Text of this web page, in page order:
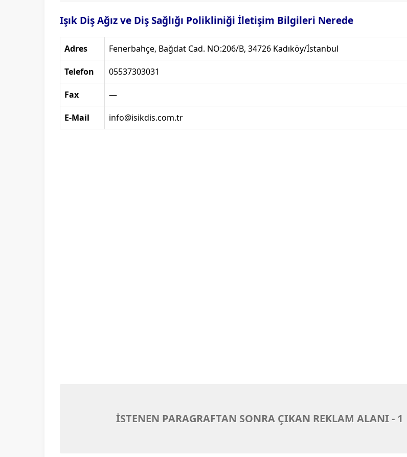
Işık Diş Ağız ve Diş Sağlığı Polikliniği İletişim Bilgileri Nerede
Adres Fenerbahçe, Bağdat Cad. NO:206/B, 34726 Kadıköy/İstanbul
Telefon 05537303031
Fax —
E-Mail info@isikdis.com.tr
İSTENEN PARAGRAFTAN SONRA ÇIKAN REKLAM ALANI - 1